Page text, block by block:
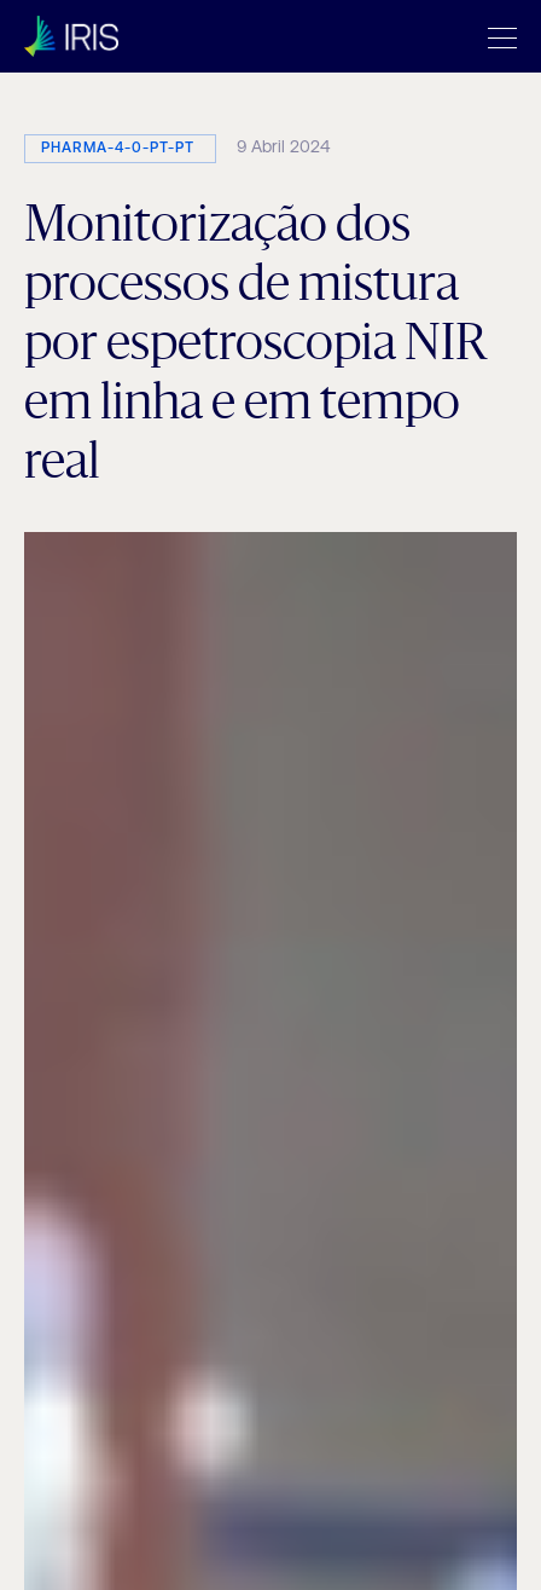
PHARMA-4-0-PT-PT 9 Abril 2024
Monitorização dos
processos de mistura
por espetroscopia NIR
em linha e em tempo
real